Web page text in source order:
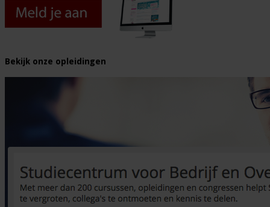
Bekijk onze opleidingen